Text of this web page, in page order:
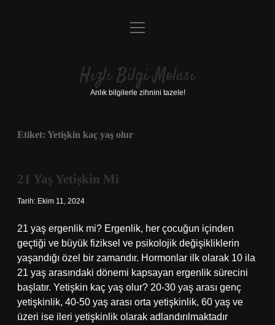
Anasayfa
Yasal Uyarı
menüyü
Hızlı Bilgi Molası
Anlık bilgilerle zihnini tazele!
Etiket: Yetişkin kaç yaş olur
21 Yaş Yetişkin Mi
Tarih: Ekim 11, 2024
21 yaş ergenlik mi? Ergenlik, her çocuğun içinden
geçtiği ve büyük fiziksel ve psikolojik değişikliklerin
yaşandığı özel bir zamandır. Hormonlar ilk olarak 10 ila
21 yaş arasındaki dönemi kapsayan ergenlik sürecini
başlatır. Yetişkin kaç yaş olur? 20-30 yaş arası genç
yetişkinlik, 40-50 yaş arası orta yetişkinlik, 60 yaş ve
üzeri ise ileri yetişkinlik olarak adlandırılmaktadır